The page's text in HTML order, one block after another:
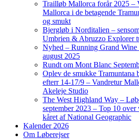
Trailløb Mallorca forår 2025 –
Mallorca i de betagende
og smukt
Bjergløb i Norditalien –
Umbrien & Abruzzo Explorer
Nyhed – Running Grand
august 2025
Rundt om Mont Blanc
Oplev de smukke Tramuntana
efterr 14-17/9 – Vandretur
Akeleje Studio
The West Highland Way –
september 2023 – Top 10 over
kåret af National Geographic
Kalender 2026
Om Løberejser